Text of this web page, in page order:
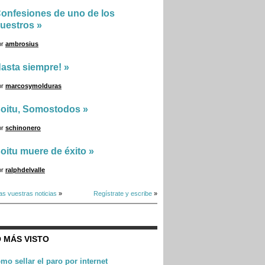
de uno de los
»
ambrosius
siempre! »
marcosymolduras
Somostodos »
schinonero
muere de éxito »
ralphdelvalle
vuestras noticias » Regístrate y escribe »
MÁS VISTO
sellar el paro por internet